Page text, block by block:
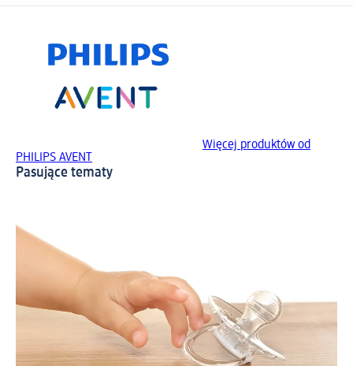
Więcej produktów od
PHILIPS AVENT
Pasujące tematy